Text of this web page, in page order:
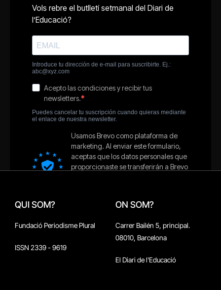
QUI SOM?
Fundació Periodisme Plural
ISSN 2339 - 9619
ON SOM?
Carrer Bailén 5, principal.
08010, Barcelona
El Diari de l'Educació